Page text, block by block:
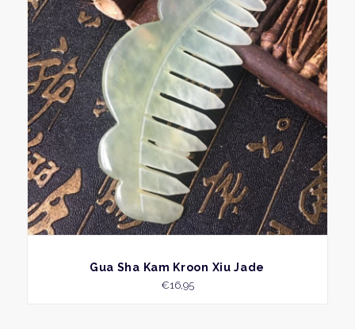
BEKIJK
Gua Sha Kam Kroon Xiu Jade
€16,95